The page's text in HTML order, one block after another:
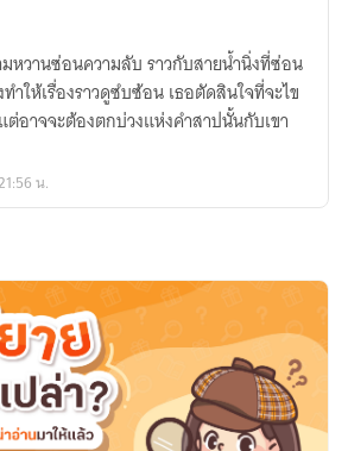
หวานซ่อนความลับ ราวกับสายน้ำนิ่งที่ซ่อน
ำให้เรื่องราวดูซํบซ้อน เธอตัดสินใจที่จะไข
ต่อาจจะต้องตกบ่วงแห่งคำสาปนั้นกับเขา
น.